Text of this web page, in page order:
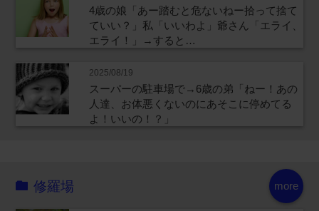
4歳の娘「あー踏むと危ないねー拾って捨て
ていい？」私「いいわよ」爺さん「エライ、
エライ！」→すると…
2025/08/19
スーパーの駐車場で→6歳の弟「ねー！あの
人達、お体悪くないのにあそこに停めてる
よ！いいの！？」
more
修羅場